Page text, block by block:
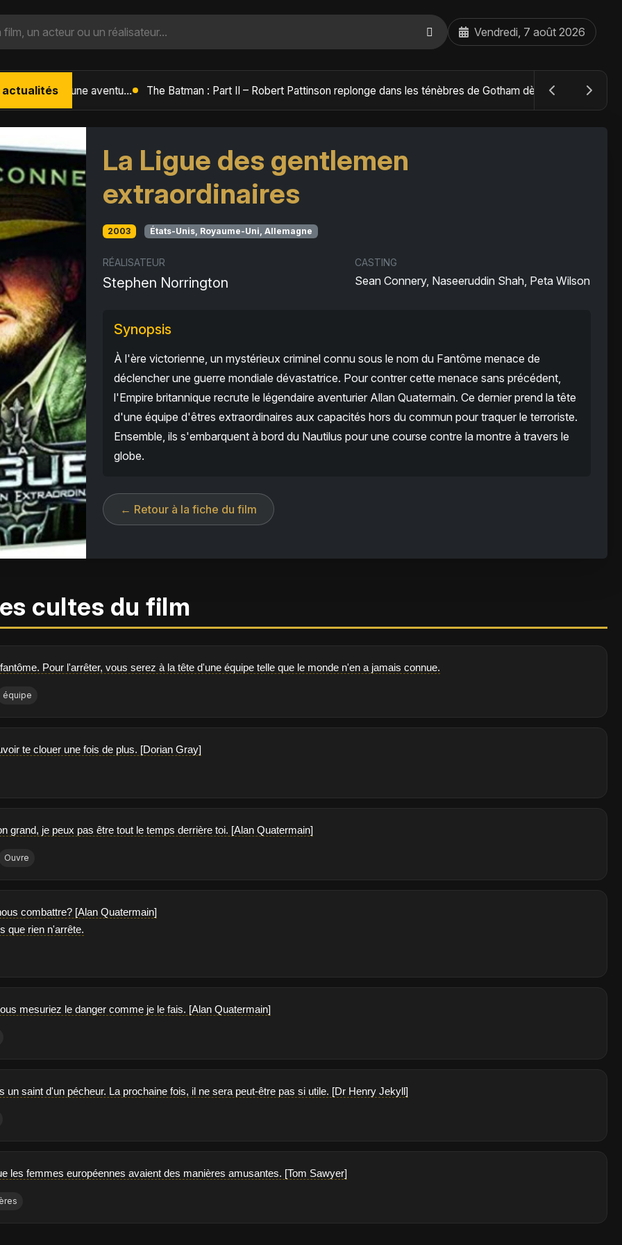
Vendredi, 7 août 2026
actualités L'Âge de Glace : Le Réveil du Volcan – Manny, Sid et Diego de retour pour une aventure explosive The Batman : Part II – Robert Pattinson replonge dans les ténèbres de Gotham dès octobre 2027
La Ligue des gentlemen
extraordinaires
2003 États-Unis, Royaume-Uni, Allemagne
RÉALISATEUR
Stephen Norrington
CASTING
Sean Connery, Naseeruddin Shah, Peta Wilson
Synopsis
À l'ère victorienne, un mystérieux criminel connu sous le nom du Fantôme menace de
déclencher une guerre mondiale dévastatrice. Pour contrer cette menace sans précédent,
l'Empire britannique recrute le légendaire aventurier Allan Quatermain. Ce dernier prend la tête
d'une équipe d'êtres extraordinaires aux capacités hors du commun pour traquer le terroriste.
Ensemble, ils s'embarquent à bord du Nautilus pour une course contre la montre à travers le
globe.
← Retour à la fiche du film
cultes du film
Pour l'arrêter, vous serez à la tête d'une équipe telle que le monde n'en a jamais connue.
équipe
te clouer une fois de plus. [Dorian Gray]
grand, je peux pas être tout le temps derrière toi. [Alan Quatermain]
Ouvre
combattre? [Alan Quatermain]
que rien n'arrête.
mesuriez le danger comme je le fais. [Alan Quatermain]
un saint d'un pécheur. La prochaine fois, il ne sera peut-être pas si utile. [Dr Henry Jekyll]
les femmes européennes avaient des manières amusantes. [Tom Sawyer]